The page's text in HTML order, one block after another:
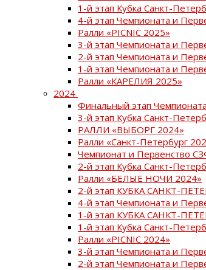
1-й этап Кубка Санкт-
4-й этап Чемпионата и
Ралли «PICNIC 2025»
3-й этап Чемпионата и
2-й этап Чемпионата и
1-й этап Чемпионата и
Ралли «КАРЕЛИЯ 2025»
2024
Финальный этап
3-й этап Кубка Санкт-
РАЛЛИ «ВЫБОРГ 2024»
Ралли «Санкт-Петербург
Чемпионат и Первенство
2-й этап Кубка Санкт-
Ралли «БЕЛЫЕ НОЧИ 2024»
2-й этап КУБКА САНКТ-
4-й этап Чемпионата и
1-й этап КУБКА САНКТ-
1-й этап Кубка Санкт-
Ралли «PICNIC 2024»
3-й этап Чемпионата и
2-й этап Чемпионата и